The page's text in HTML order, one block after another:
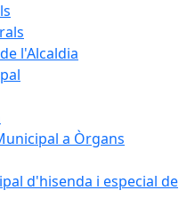
l'Alcaldia
a Òrgans
d'hisenda i especial de